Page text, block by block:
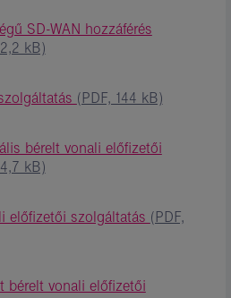
SD-WAN hozzáférés
kB)
(PDF, 144 kB)
bérelt vonali előfizetői
kB)
előfizetői szolgáltatás (PDF,
bérelt vonali előfizetői